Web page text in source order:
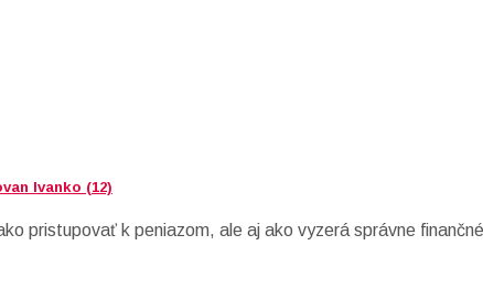
Ivanko (12)
pristupovať k peniazom, ale aj ako vyzerá správne